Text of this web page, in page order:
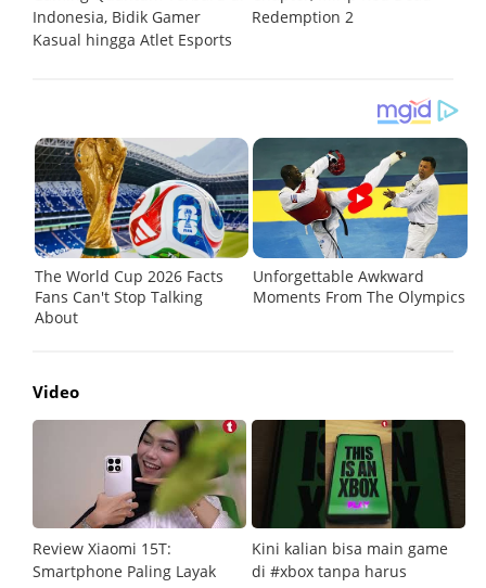
Indonesia, Bidik Gamer
Kasual hingga Atlet Esports
Redemption 2
Video
Review Xiaomi 15T:
Smartphone Paling Layak
Kini kalian bisa main game
di #xbox tanpa harus